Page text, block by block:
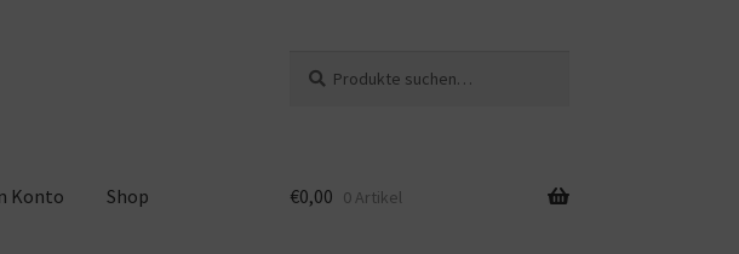
nach:
Konto Shop €0,00 0 Artikel